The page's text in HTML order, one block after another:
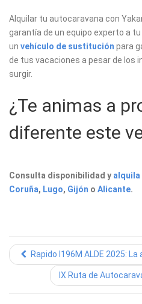
Alquilar tu autocaravana con
garantía de un equipo experto a
un vehículo de sustitución para
de tus vacaciones a pesar de los
surgir.
¿Te animas a
diferente este
Consulta disponibilidad y alquila
Coruña, Lugo, Gijón o Alicante.
Rapido I196M ALDE 2025:
IX Ruta de